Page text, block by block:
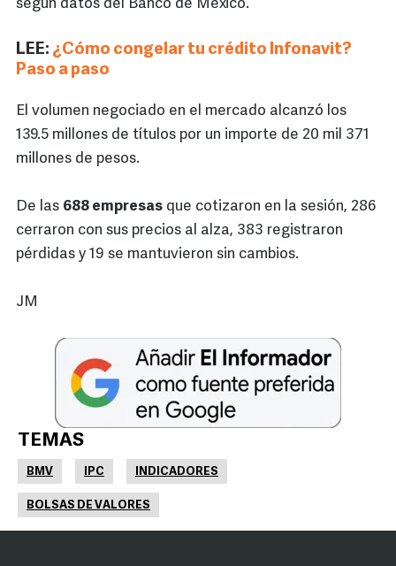
según datos del Banco de México.
LEE: ¿Cómo congelar tu crédito Infonavit?
Paso a paso
El volumen negociado en el mercado alcanzó los
139.5 millones de títulos por un importe de 20 mil 371
millones de pesos.
De las 688 empresas que cotizaron en la sesión, 286
cerraron con sus precios al alza, 383 registraron
pérdidas y 19 se mantuvieron sin cambios.
JM
TEMAS
BMV IPC INDICADORES
BOLSAS DE VALORES